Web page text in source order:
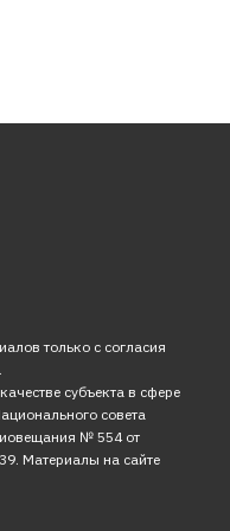
только с согласия
субъекта в сфере
совета
№ 554 от
Материалы на сайте